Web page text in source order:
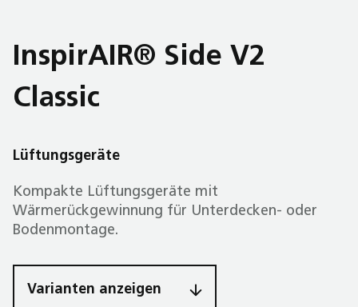
InspirAIR® Side V2
Classic
Lüftungsgeräte
Kompakte Lüftungsgeräte mit
Wärmerückgewinnung für Unterdecken- oder
Bodenmontage.
Varianten anzeigen